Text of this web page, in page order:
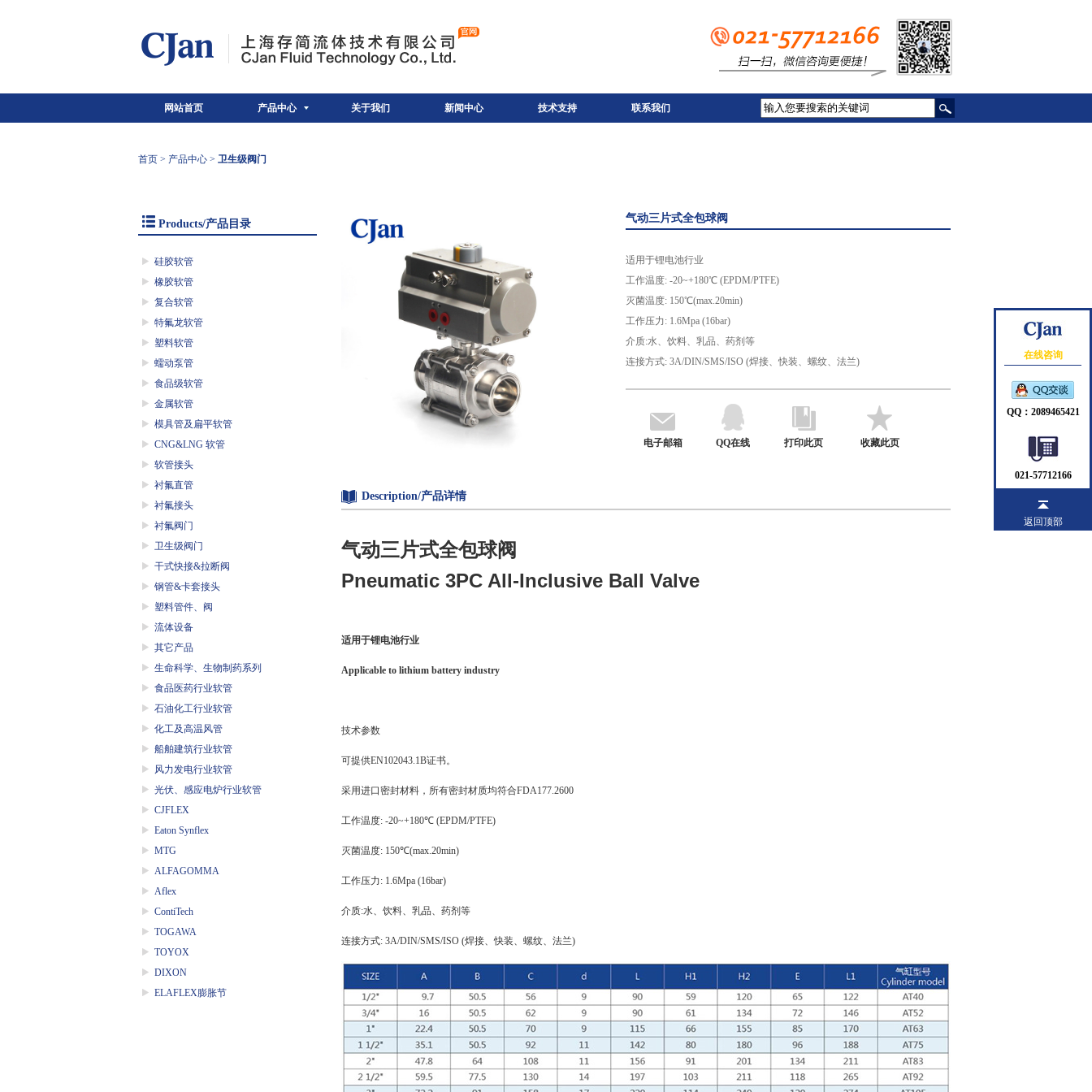
网站首页 产品中心 关于我们 新闻中心 技术支持 联系我们
首页> 产品中心> 卫生级阀门
Products/产品目录
硅胶软管
橡胶软管
复合软管
特氟龙软管
塑料软管
蠕动泵管
食品级软管
金属软管
模具管及扁平软管
CNG&LNG 软管
软管接头
衬氟直管
衬氟接头
衬氟阀门
卫生级阀门
干式快接&拉断阀
钢管&卡套接头
塑料管件、阀
流体设备
其它产品
生命科学、生物制药系列
食品医药行业软管
石油化工行业软管
化工及高温风管
船舶建筑行业软管
风力发电行业软管
光伏、感应电炉行业软管
CJFLEX
Eaton Synflex
MTG
ALFAGOMMA
Aflex
ContiTech
TOGAWA
TOYOX
DIXON
ELAFLEX膨胀节
气动三片式全包球阀
适用于锂电池行业
工作温度: -20~+180℃ (EPDM/PTFE)
灭菌温度: 150℃(max.20min)
工作压力: 1.6Mpa (16bar)
介质:水、饮料、乳品、药剂等
连接方式: 3A/DIN/SMS/ISO (焊接、快装、螺纹、法兰)
电子邮箱 QQ在线 打印此页 收藏此页
Description/产品详情
气动三片式全包球阀
Pneumatic 3PC All-Inclusive Ball Valve
适用于锂电池行业
Applicable to lithium battery industry
技术参数
可提供EN102043.1B证书。
采用进口密封材料，所有密封材质均符合FDA177.2600
工作温度: -20~+180℃ (EPDM/PTFE)
灭菌温度: 150℃(max.20min)
工作压力: 1.6Mpa (16bar)
介质:水、饮料、乳品、药剂等
连接方式: 3A/DIN/SMS/ISO (焊接、快装、螺纹、法兰)
在线咨询
QQ：2089465421
021-57712166
返回顶部